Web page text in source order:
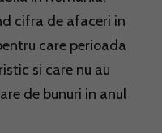
cifra de afaceri in
care perioada
si care nu au
de bunuri in anul